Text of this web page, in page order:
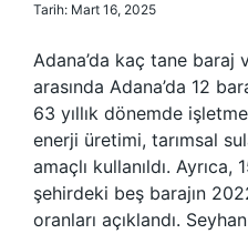
Tarih: Mart 16, 2025
Adana’da kaç tane baraj
arasında Adana’da 12
63 yıllık dönemde
enerji üretimi, tarımsal
amaçlı kullanıldı. Ayrıca,
şehirdeki beş barajın
oranları açıklandı.